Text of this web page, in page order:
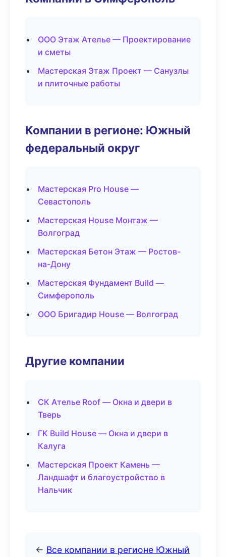
ООО Этаж Ателье — Проектирование
и сметы
Мастерская Этаж Проект — Санузлы
и плиточные работы
Компании в регионе: Южный
федеральный округ
Мастерская Pro House —
Севастополь
Мастерская House Монтаж —
Волгоград
Мастерская Бетон Этаж — Ростов-
на-Дону
Мастерская Фундамент Build —
Симферополь
ООО Бригадир House — Волгоград
Другие компании
СК Ателье Roof — Окна и двери в
Тверь
ГК Build House — Окна и двери в
Калуга
Мастерская Проект Камень —
Ландшафт и благоустройство в
Нальчик
← Все компании в регионе Южный